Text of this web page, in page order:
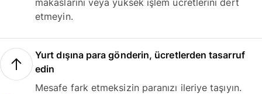
makaslarını veya yüksek işlem ücretlerini dert
etmeyin.
Yurt dışına para gönderin, ücretlerden tasarruf
edin
Mesafe fark etmeksizin paranızı ileriye taşıyın.